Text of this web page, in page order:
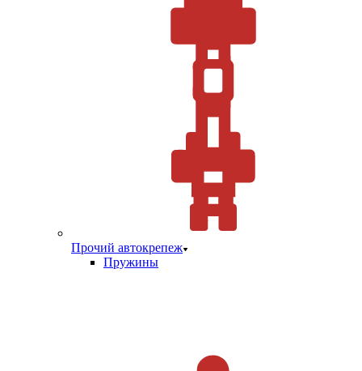
Прочий автокрепеж
Пружины